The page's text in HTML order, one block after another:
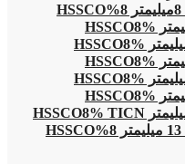
مته کبالت 13 میلیمتر 8%HSSCO